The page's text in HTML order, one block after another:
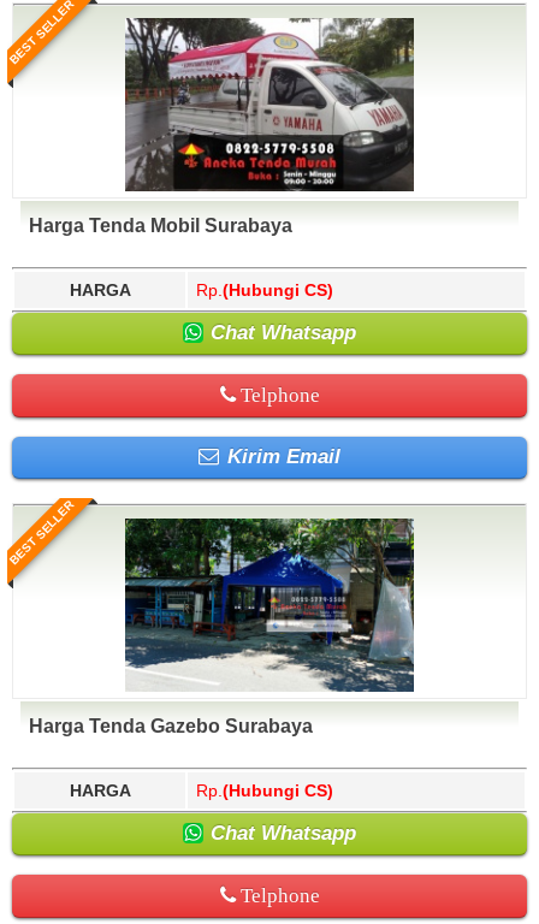
BEST SELLER
Harga Tenda Mobil Surabaya
HARGA Rp. (Hubungi CS)
Chat Whatsapp
Telphone
Kirim Email
BEST SELLER
Harga Tenda Gazebo Surabaya
HARGA Rp. (Hubungi CS)
Chat Whatsapp
Telphone